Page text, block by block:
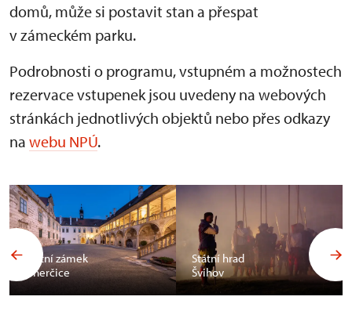
domů, může si postavit stan a přespat
v zámeckém parku.
Podrobnosti o programu, vstupném a možnostech
rezervace vstupenek jsou uvedeny na webových
stránkách jednotlivých objektů nebo přes odkazy
na webu NPÚ.
Státní zámek
Uherčice
Státní hrad
Švihov